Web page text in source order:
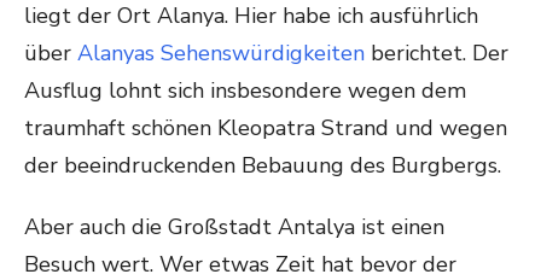
liegt der Ort Alanya. Hier habe ich ausführlich
über Alanyas Sehenswürdigkeiten berichtet. Der
Ausflug lohnt sich insbesondere wegen dem
traumhaft schönen Kleopatra Strand und wegen
der beeindruckenden Bebauung des Burgbergs.
Aber auch die Großstadt Antalya ist einen
Besuch wert. Wer etwas Zeit hat bevor der